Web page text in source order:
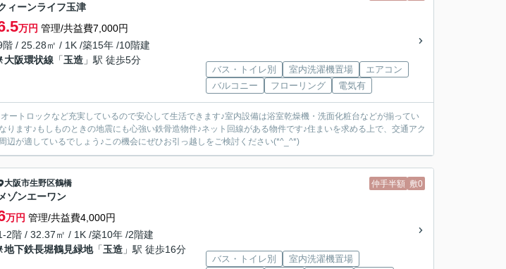
ィーンライフ玉津
万円 管理/共益費7,000円
階 / 25.28㎡ / 1K /築15年 /10階建
大阪環状線 「玉造 」駅 徒歩5分
バス・トイレ別 室内洗濯機置場
エアコン
バルコニー
フローリング 電気有
ートロックなど充実しているので安心して生活できます♪室内設備は浴室乾燥機・洗面化粧台などが揃ってい
ります♪もしものときの地震にも心強い鉄骨造物件♪ネット回線がある物件です♪住まいを求める上で、交通アク
辺が適しているでしょう♪この機会にぜひお引っ越しをご検討ください(*^_^*)
仲手半額 敷0
大阪市生野区鶴橋
メゾンエーワン
万円 管理/共益費4,000円
2階 / 32.37㎡ / 1K /築10年 /2階建
地下鉄長堀鶴見緑地「玉造 」駅 徒歩16分
バス・トイレ別
室内洗濯機置場